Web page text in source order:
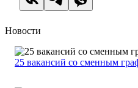
Новости
25 вакансий со сменным